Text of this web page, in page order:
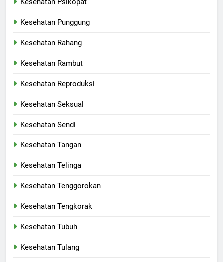
Kesehatan Punggung
Kesehatan Rahang
Kesehatan Rambut
Kesehatan Reproduksi
Kesehatan Seksual
Kesehatan Sendi
Kesehatan Tangan
Kesehatan Telinga
Kesehatan Tenggorokan
Kesehatan Tengkorak
Kesehatan Tubuh
Kesehatan Tulang